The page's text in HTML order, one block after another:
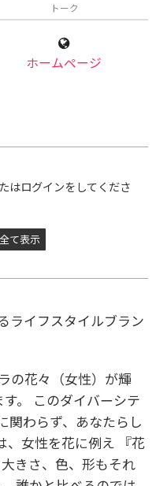
トーク
ホームページ
はログインをしてくださ
て表示
ライフスタイルブラン
の花々（女性）が輝
。 このダイバーシテ
関わらず、あなたらし
、女性を花に例え 『花
きさ、色、形もそれ